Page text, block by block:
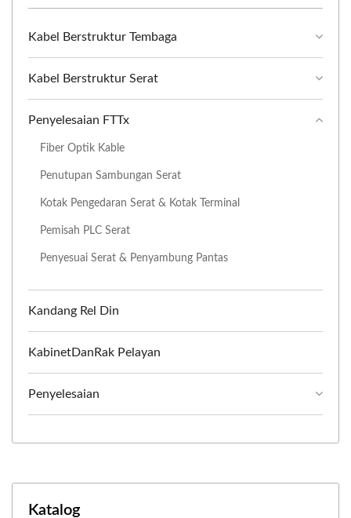
Kabel Berstruktur Tembaga
Kabel Berstruktur Serat
Penyelesaian FTTx
Fiber Optik Kable
Penutupan Sambungan Serat
Kotak Pengedaran Serat & Kotak Terminal
Pemisah PLC Serat
Penyesuai Serat & Penyambung Pantas
Kandang Rel Din
KabinetDanRak Pelayan
Penyelesaian
Katalog